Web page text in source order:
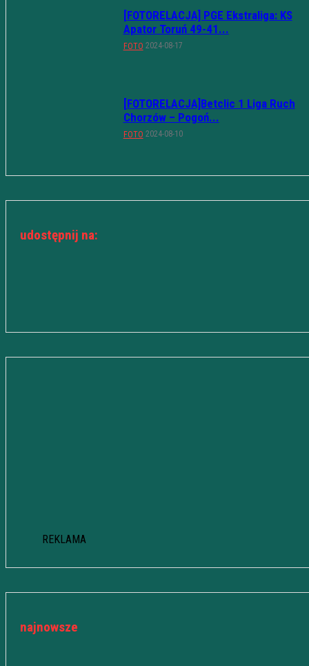
[FOTORELACJA] PGE Ekstraliga: KS
Apator Toruń 49-41...
FOTO 2024-08-17
[FOTORELACJA]Betclic 1 Liga Ruch
Chorzów – Pogoń...
FOTO 2024-08-10
udostępnij na:
REKLAMA
najnowsze